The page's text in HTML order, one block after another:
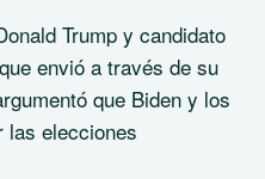
Trump y candidato
envió a través de su
que Biden y los
las elecciones